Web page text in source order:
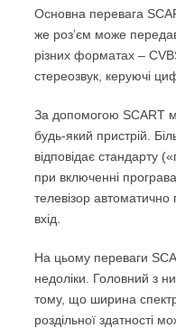
Основна перевага
же роз’єм може
різних форматах –
стереозвук, керуючі
За допомогою SCART
будь-який пристрій.
відповідає стандарту
при включенні
телевізор автоматично
вхід.
На цьому переваги
недоліки. Головний з
тому, що ширина
роздільної здатності